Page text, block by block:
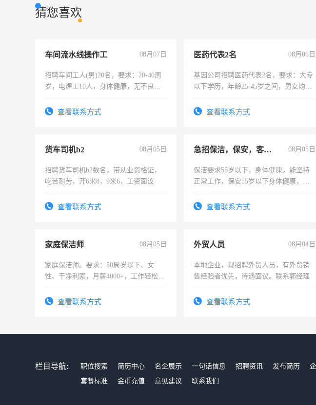
猜您喜欢
车间流水线操作工 08月07日
招聘车间工人(男)20名，要求：20-40周
岁，电焊工10人，身体健康，无不良嗜
宿，免费发放劳保用品，两班倒，每月
查看联系方式
医药代表2名 08月06日
基因公司招聘医药代表2名，要求：大专
以下学历，年龄25-45岁之间，男女均
表或者有医学资质的优先，底薪+绩效，
查看联系方式
货车司机b2 08月05日
招聘货车司机b2数名，带从业资格证，
吃苦耐劳，开6米8，9米6，工资面议
查看联系方式
急招保洁，保安，客服，工程 08月05日
保洁要求55岁以下，身体健康，能坚持
正常工作，保安55岁以下身体健康，有
录，客服要求45岁以下高中以上文化，
查看联系方式
家庭保洁师 08月05日
家庭保洁师。要求：50周岁以下、女
性、干净利索，月薪4000+，工作轻松，
太太等。查看联系方式
外贸人员 08月04日
本地企业，现招聘外贸人员，有外贸销
售经验者优先，待遇面议。联系郭经理
查看联系方式
栏目导航: 职位搜索 简历中心 名企展示 一句话信息 招聘资讯 发布简历
套餐标准
金币充值 意见建议 联系我们